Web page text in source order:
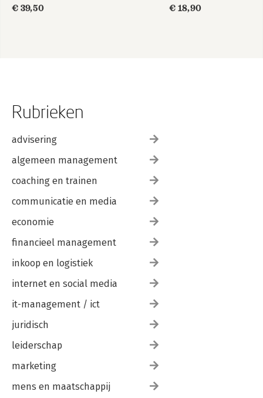
€ 39,50
€ 18,90
Rubrieken
advisering
algemeen management
coaching en trainen
communicatie en media
economie
financieel management
inkoop en logistiek
internet en social media
it-management / ict
juridisch
leiderschap
marketing
mens en maatschappij